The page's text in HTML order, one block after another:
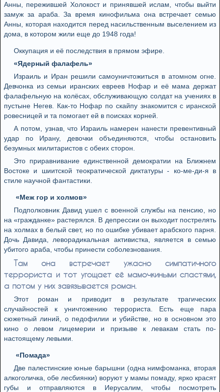
Анны, пережившей Холокост и принявшей ислам, чтобы выйти
замуж за араба. За время кинофильма она встречает семью
Анны, которая находится перед насильственным выселением из
дома, в котором жили еще до 1948 года!
Оккупация и её последствия в прямом эфире.
«Ядерный фалафель»
Израиль и Иран решили самоуничтожиться в атомном огне.
Девчонка из семьи иранских евреев Нофар и её мама держат
фалафельную на колёсах, обслуживающую солдат на учениях в
пустыне Негев. Как-то Нофар по скайпу знакомится с иранской
ровесницей и та помогает ей в поисках корней.
А потом, узнав, что Израиль намерен нанести превентивный
удар по Ирану, девочки объединяются, чтобы остановить
безумных милитаристов с обеих сторон.
Это приравнивание единственной демократии на Ближнем
Востоке и шиитской теократической диктатуры - ко-ме-ди-я в
стиле научной фантастики.
«Меж гор и холмов»
Подполковник Давид ушел с военной службы на пенсию, но
на «гражданке» растерялся. В депрессии он выходит пострелять
на холмах в белый свет, но по ошибке убивает арабского парня.
Дочь Давида, леворадикальная активистка, является в семью
убитого араба, чтобы принести соболезнования.
Там она встречает ужасно симпатичного
террориста и тот угощает её мамочкиными сластями,
а потом у них завязывается роман.
Этот роман и приводит в результате трагических
случайностей к уничтожению террориста. Есть еще пара
сюжетный линий, о педофилии и убийстве, но в основном это
кино о левом лицемерии и призыве к левакам стать по-
настоящему левыми.
«Помада»
Две палестинские юные барышни (одна нимфоманка, вторая
алкоголичка, обе лесбиянки) воруют у мамы помаду, ярко красят
губы и отправляются в Иерусалим, чтобы посмотреть